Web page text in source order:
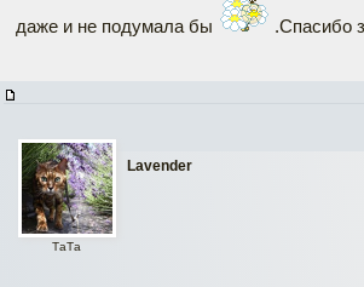
даже и не подумала бы .Спасибо
Lavender
ТаТa